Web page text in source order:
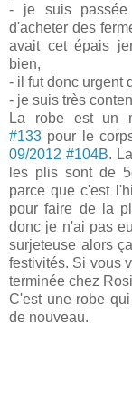
- je suis passée
d'acheter des
avait cet épais
bien,
- il fut donc urgent
- je suis très
La robe est un
#133 pour le
09/2012 #104B.
les plis sont de
parce que c'est
pour faire de la
donc je n'ai pas
surjeteuse alors
festivités. Si vous
terminée chez
C'est une robe
de nouveau.